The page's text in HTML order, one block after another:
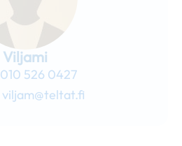
Viljami
010 526 0427
viljam@teltat.fi